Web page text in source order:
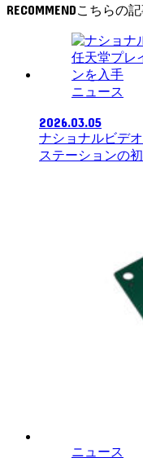
RECOMMEND
ニュース
2026.03.05
ナショナルビデ
ステーションの
ニュース